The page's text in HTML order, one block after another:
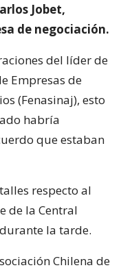
Jobet,
de negociación.
del líder de
Empresas de
(Fenasinaj), esto
habría
que estaban
respecto al
de la Central
la tarde.
Chilena de